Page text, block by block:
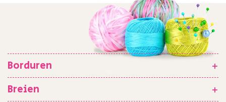
Borduren
+
Breien
+